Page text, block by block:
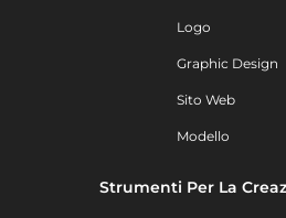
Logo
Graphic Design
Sito Web
Modello
Strumenti Per La